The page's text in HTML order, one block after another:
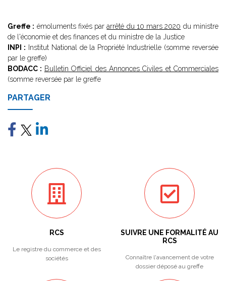
Greffe : émoluments fixés pararrêté du 10 mars 2020 du ministre
de l'économie et des finances et du ministre de la Justice
INPI : Institut National de la Propriété Industrielle (somme reversée
par le greffe)
BODACC : Bulletin Officiel des Annonces Civiles et Commerciales
(somme reversée par le greffe
PARTAGER
RCS
Le registre du commerce et des
sociétés
SUIVRE UNE FORMALITÉ AU
RCS
Connaître l'avancement de votre
dossier déposé au greffe